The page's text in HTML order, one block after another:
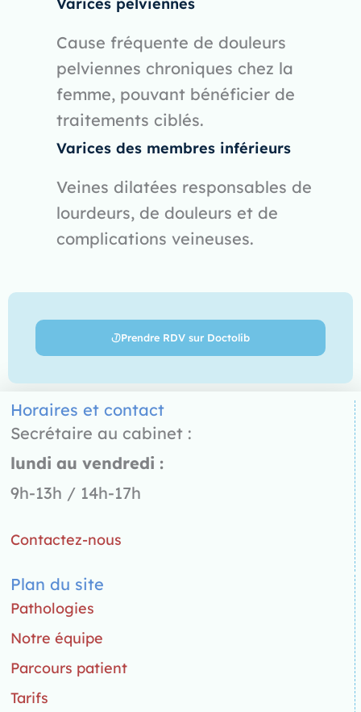
Cause fréquente de douleurs
pelviennes chroniques chez la
femme, pouvant bénéficier de
traitements ciblés.
Varices des membres inférieurs
Veines dilatées responsables de
lourdeurs, de douleurs et de
complications veineuses.
Prendre RDV sur Doctolib
Horaires et contact
Secrétaire au cabinet :
lundi au vendredi :
9h-13h / 14h-17h
Contactez-nous
Plan du site
Pathologies
Notre équipe
Parcours patient
Tarifs